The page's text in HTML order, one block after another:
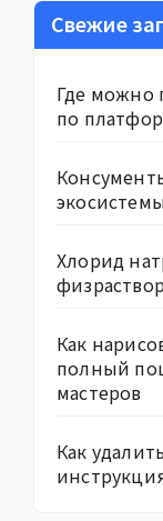
Свежие
Где можно
по
Хлорид
Как
полный
мастеров
Как